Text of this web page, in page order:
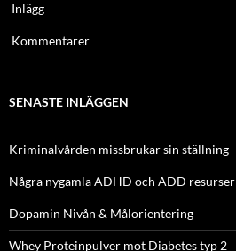
Inlägg
Kommentarer
SENASTE INLÄGGEN
Kriminalvården missbrukar sin ställning
Några nygamla ADHD och ADD resurser
Dopamin Nivån & Målorientering
Whey Proteinpulver mot Diabetes typ 2